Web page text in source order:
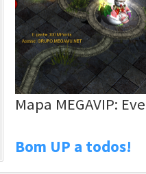
Mapa MEGAVIP:
Bom UP a todos!